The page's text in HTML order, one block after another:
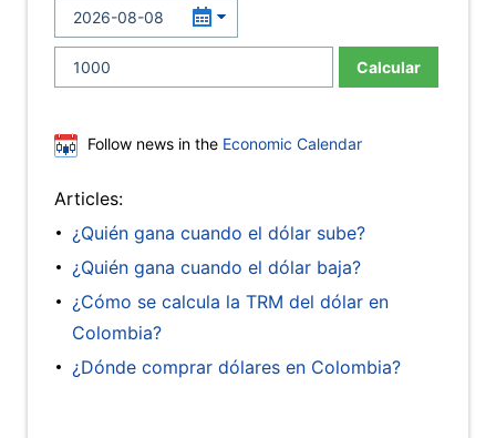
Calcular
Follow news in the Economic Calendar
Articles:
¿Quién gana cuando el dólar sube?
¿Quién gana cuando el dólar baja?
¿Cómo se calcula la TRM del dólar en
Colombia?
¿Dónde comprar dólares en Colombia?